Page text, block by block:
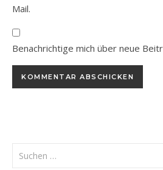
Mail.
Benachrichtige mich über neue